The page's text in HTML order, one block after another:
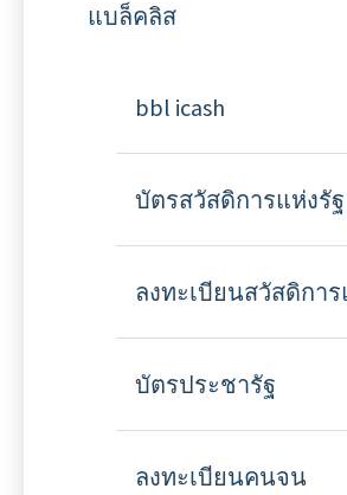
แบล็คลิส
bbl icash
บัตรสวัสดิการแห่งรัฐ
ลงทะเบียนสวัสดิการ
บัตรประชารัฐ
ลงทะเบียนคนจน